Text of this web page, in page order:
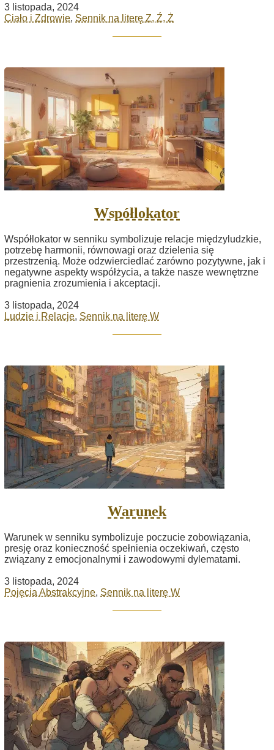
3 listopada, 2024
Ciało i Zdrowie, Sennik na literę Z, Ź, Ż
Współlokator
Współlokator w senniku symbolizuje relacje międzyludzkie,
potrzebę harmonii, równowagi oraz dzielenia się
przestrzenią. Może odzwierciedlać zarówno pozytywne, jak i
negatywne aspekty współżycia, a także nasze wewnętrzne
pragnienia zrozumienia i akceptacji.
3 listopada, 2024
Ludzie i Relacje, Sennik na literę W
Warunek
Warunek w senniku symbolizuje poczucie zobowiązania,
presję oraz konieczność spełnienia oczekiwań, często
związany z emocjonalnymi i zawodowymi dylematami.
3 listopada, 2024
Pojęcia Abstrakcyjne, Sennik na literę W